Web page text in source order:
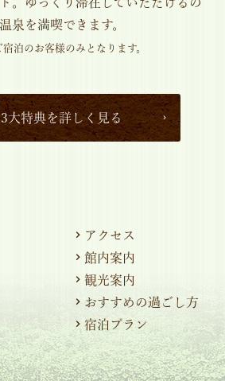
泉を満喫できます。
泊のお客様のみとなります。
3大特典を詳しく見る
アクセス
館内案内
観光案内
おすすめの過ごし方
宿泊プラン